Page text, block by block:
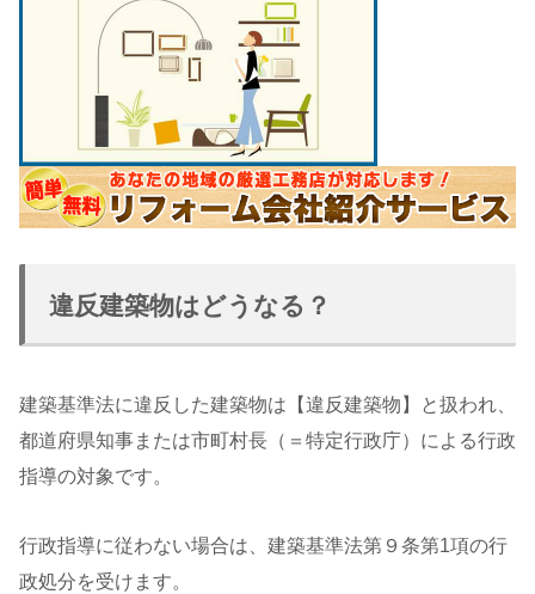
違反建築物はどうなる？
建築基準法に違反した建築物は【違反建築物】と扱われ、
都道府県知事または市町村長（＝特定行政庁）による行政
指導の対象です。
行政指導に従わない場合は、建築基準法第９条第1項の行
政処分を受けます。